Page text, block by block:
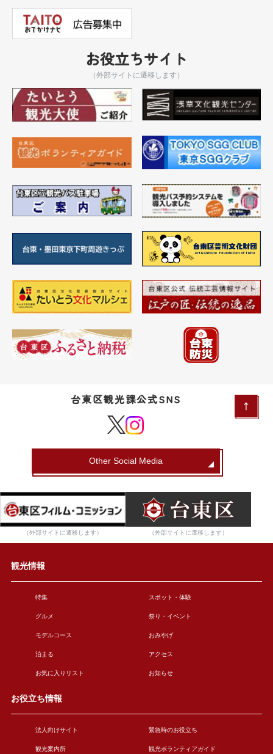
お役立ちサイト
（外部サイトに遷移します）
台東区観光課公式SNS
Other Social Media
（外部サイトに遷移します） （外部サイトに遷移します）
観光情報
特集 スポット・体験
グルメ 祭り・イベント
モデルコース おみやげ
泊まる アクセス
お気に入りリスト お知らせ
お役立ち情報
法人向けサイト 緊急時のお役立ち
観光案内所 観光ボランティアガイド